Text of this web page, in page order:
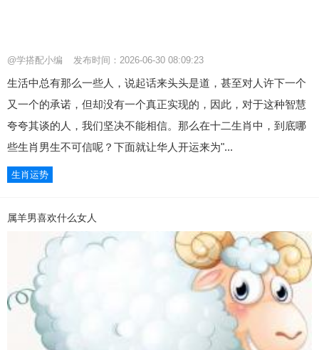
@学搭配小编 发布时间：2026-06-30 08:09:23
生活中总有那么一些人，说起话来头头是道，甚至对人许下一个
又一个的承诺，但却没有一个真正实现的，因此，对于这种智慧
夸夸其谈的人，我们坚决不能相信。那么在十二生肖中，到底哪
些生肖男生不可信呢？下面就让华人开运来为"...
生肖运势
属羊男喜欢什么女人